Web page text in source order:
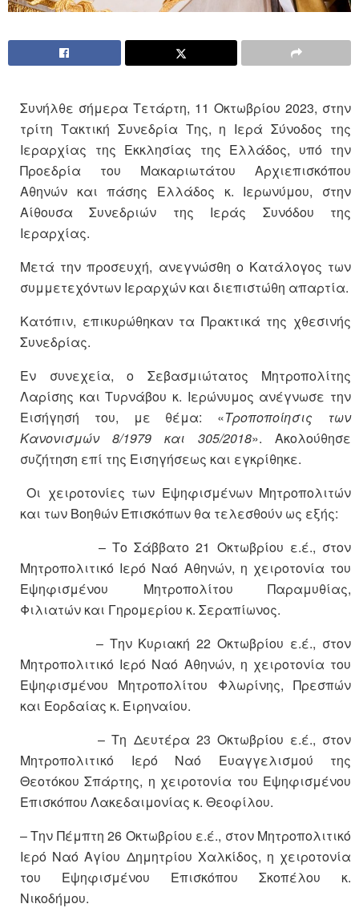
Συνήλθε σήμερα Τετάρτη, 11 Οκτωβρίου 2023, στην
τρίτη Τακτική Συνεδρία Της, η Ιερά Σύνοδος της
Ιεραρχίας της Εκκλησίας της Ελλάδος, υπό την
Προεδρία του Μακαριωτάτου Αρχιεπισκόπου
Αθηνών και πάσης Ελλάδος κ. Ιερωνύμου, στην
Αίθουσα Συνεδριών της Ιεράς Συνόδου της
Ιεραρχίας.
Μετά την προσευχή, ανεγνώσθη ο Κατάλογος των
συμμετεχόντων Ιεραρχών και διεπιστώθη απαρτία.
Κατόπιν, επικυρώθηκαν τα Πρακτικά της χθεσινής
Συνεδρίας.
Εν συνεχεία, ο Σεβασμιώτατος Μητροπολίτης
Λαρίσης και Τυρνάβου κ. Ιερώνυμος ανέγνωσε την
Εισήγησή του, με θέμα: «Τροποποίησις των
Κανονισμών 8/1979 και 305/2018». Ακολούθησε
συζήτηση επί της Εισηγήσεως και εγκρίθηκε.
Οι χειροτονίες των Εψηφισμένων Μητροπολιτών
και των Βοηθών Επισκόπων θα τελεσθούν ως εξής:
– Το Σάββατο 21 Οκτωβρίου ε.έ., στον
Μητροπολιτικό Ιερό Ναό Αθηνών, η χειροτονία του
Εψηφισμένου Μητροπολίτου Παραμυθίας,
Φιλιατών και Γηρομερίου κ. Σεραπίωνος.
– Την Κυριακή 22 Οκτωβρίου ε.έ., στον
Μητροπολιτικό Ιερό Ναό Αθηνών, η χειροτονία του
Εψηφισμένου Μητροπολίτου Φλωρίνης, Πρεσπών
και Εορδαίας κ. Ειρηναίου.
– Τη Δευτέρα 23 Οκτωβρίου ε.έ., στον
Μητροπολιτικό Ιερό Ναό Ευαγγελισμού της
Θεοτόκου Σπάρτης, η χειροτονία του Εψηφισμένου
Επισκόπου Λακεδαιμονίας κ. Θεοφίλου.
– Την Πέμπτη 26 Οκτωβρίου ε.έ., στον Μητροπολιτικό
Ιερό Ναό Αγίου Δημητρίου Χαλκίδος, η χειροτονία
του Εψηφισμένου Επισκόπου Σκοπέλου κ.
Νικοδήμου.